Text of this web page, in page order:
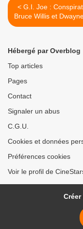
< G.I. Joe : Conspiration -
Bruce Willis et Dwayne
Rock’ Johnson
Hébergé par Overblog
Top articles
Pages
Contact
Signaler un abus
C.G.U.
Cookies et données
Préférences cookies
Voir le profil de